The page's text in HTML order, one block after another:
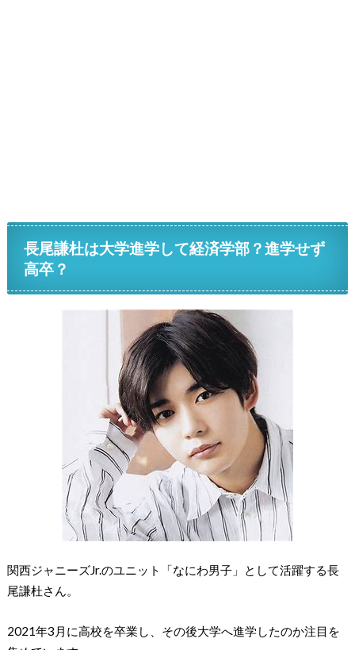
長尾謙杜は大学進学して経済学部？進学せず
高卒？
関西ジャニーズJr.のユニット「なにわ男子」として活躍する長
尾謙杜さん。
2021年3月に高校を卒業 し、その後大学へ進学したのか注目を